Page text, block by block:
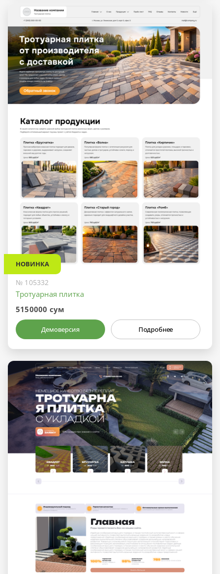
НОВИНКА
№ 105332
Тротуарная плитка
5150000 сум
Демоверсия Подробнее